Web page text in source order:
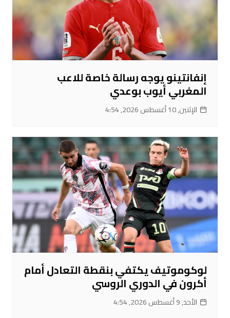
إنفانتينو يوجه رسالة خاصة للاعب
المغربي أيوب بوعدي
الإثنين, 10 أغسطس 2026, 4:54
لوكوموتيف يكتفي بنقطة التعادل أمام
أكرون في الدوري الروسي
الأحد, 9 أغسطس 2026, 4:54